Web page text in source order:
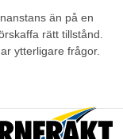
än på en
rätt tillstånd.
ytterligare frågor.